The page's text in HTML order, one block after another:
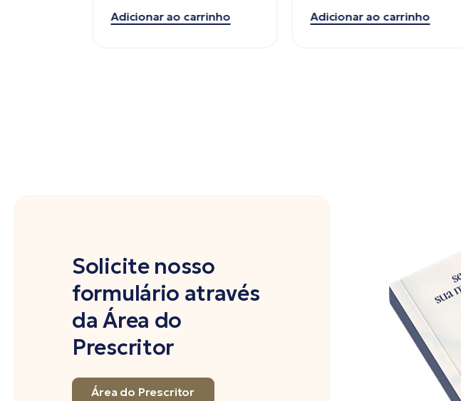
Adicionar ao carrinho Adicionar ao carrinho
Solicite nosso
formulário através
da Área do
Prescritor
Área do Prescritor